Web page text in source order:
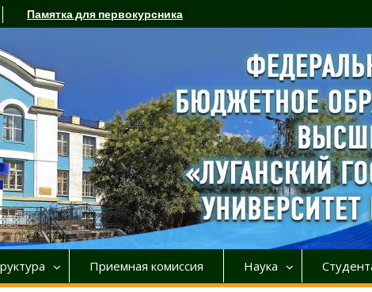
Памятка для первокурсника
Приемная комиссия Наука